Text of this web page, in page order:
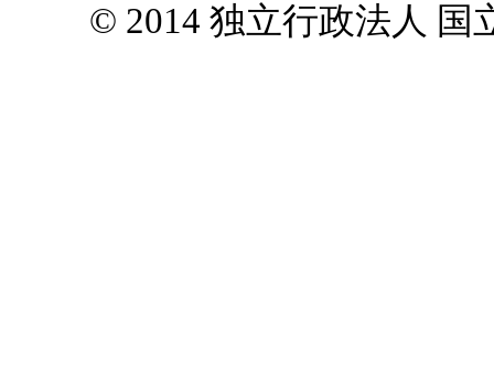
© 2014 独立行政法人 国